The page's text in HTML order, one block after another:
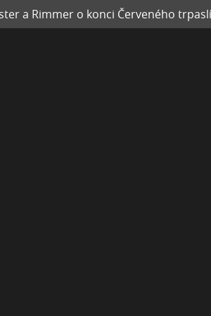
a Rimmer o konci Červeného